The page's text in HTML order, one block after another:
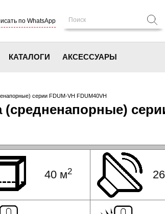
по WhatsApp
КАТАЛОГИ АКСЕССУАРЫ
серии FDUM-VH FDUM40VH
(средненапорные)
40 м2